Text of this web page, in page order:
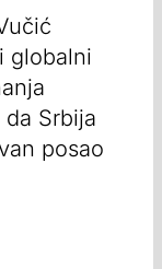
globalni
Srbija
posao